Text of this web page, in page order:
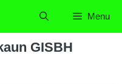
Menu
GISBH